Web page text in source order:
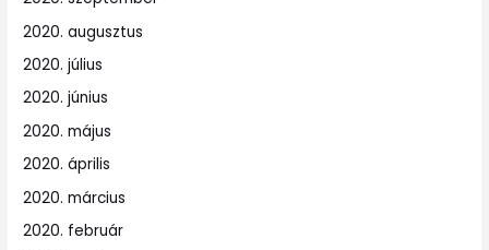
2020. augusztus
2020. július
2020. június
2020. május
2020. április
2020. március
2020. február